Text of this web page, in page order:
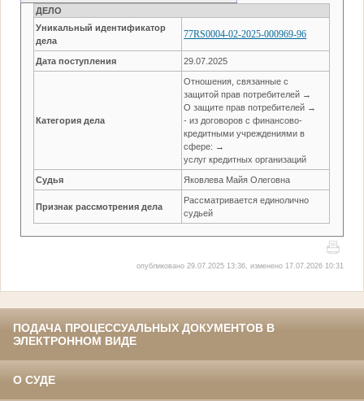
ДЕЛО
Уникальный идентификатор
дела
77RS0004-02-2025-000969-96
Дата поступления 29.07.2025
Категория дела
Отношения, связанные с
защитой прав потребителей →
О защите прав потребителей →
- из договоров с финансово-
кредитными учреждениями в
сфере: →
услуг кредитных организаций
Судья Яковлева Майя Олеговна
Признак рассмотрения дела
Рассматривается единолично
судьей
опубликовано 29.07.2025 13:36, изменено 17.07.2026 10:31
ПОДАЧА ПРОЦЕССУАЛЬНЫХ ДОКУМЕНТОВ В
ЭЛЕКТРОННОМ ВИДЕ
О СУДЕ